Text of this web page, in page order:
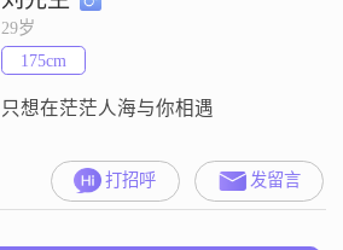
不要发信息来了，身高低于1米72以
下的，请原谅我不考虑，我是个非
常孝顺的人，有点小洁癖，很爱收
拾房间，打扫卫生，平常爱好唱唱
29岁
175cm
只想在茫茫人海与你相遇
打招呼 发留言